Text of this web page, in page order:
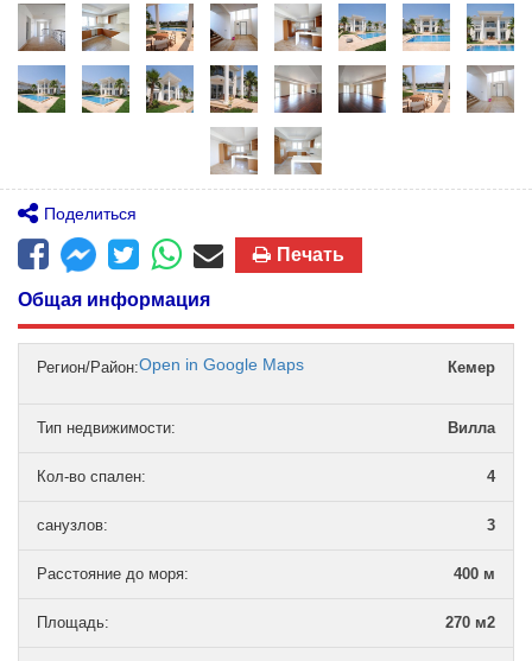
Поделиться
Печать
Общая информация
Регион/Район: Кемер
Open in Google Maps
Тип недвижимости: Вилла
Кол-во спален: 4
санузлов: 3
Расстояние до моря: 400 м
Площадь: 270 м2